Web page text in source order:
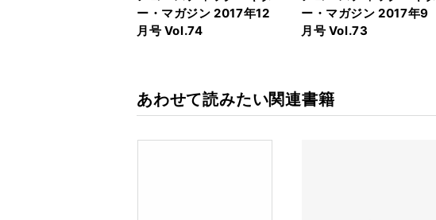
ー・マガジン 2017年12
月号 Vol.74
ー・マガジン 2017年9
月号 Vol.73
あわせて読みたい関連書籍